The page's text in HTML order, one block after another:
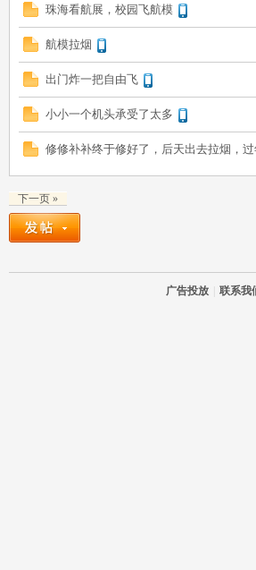
珠海看航展，校园飞航模
航模拉烟
出门炸一把自由飞
小小一个机头承受了太多
修修补补终于修好了，后天出去拉烟，
下一页 »
广告投放 联系我